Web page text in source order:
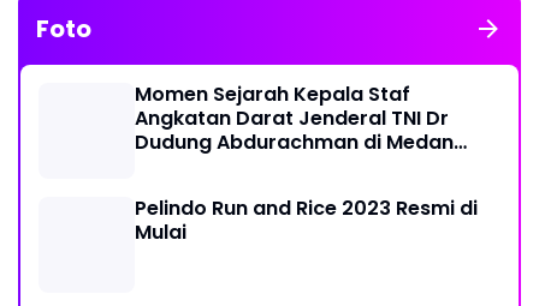
Foto
Momen Sejarah Kepala Staf
Angkatan Darat Jenderal TNI Dr
Dudung Abdurachman di Medan
Pelindo Run and Rice 2023 Resmi di
Mulai